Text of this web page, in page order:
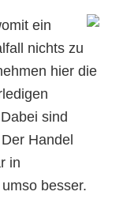
ein
nichts zu
hier die
sind
Handel
in
besser.